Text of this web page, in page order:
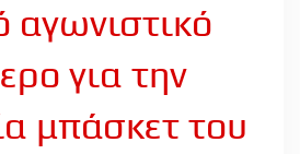
αγωνιστικό
για την
μπάσκετ του